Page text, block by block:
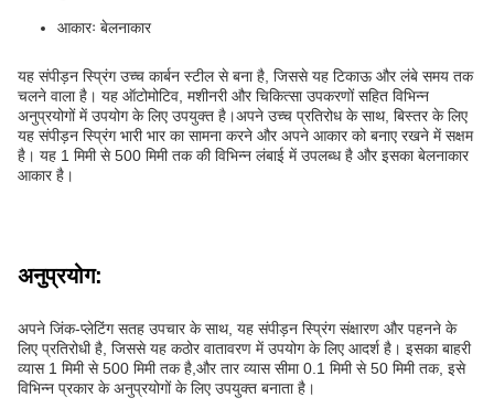
आकारः बेलनाकार
यह संपीड़न स्प्रिंग उच्च कार्बन स्टील से बना है, जिससे यह टिकाऊ और लंबे समय तक
चलने वाला है। यह ऑटोमोटिव, मशीनरी और चिकित्सा उपकरणों सहित विभिन्न
अनुप्रयोगों में उपयोग के लिए उपयुक्त है।अपने उच्च प्रतिरोध के साथ, बिस्तर के लिए
यह संपीड़न स्प्रिंग भारी भार का सामना करने और अपने आकार को बनाए रखने में सक्षम
है। यह 1 मिमी से 500 मिमी तक की विभिन्न लंबाई में उपलब्ध है और इसका बेलनाकार
आकार है।
अनुप्रयोग:
अपने जिंक-प्लेटिंग सतह उपचार के साथ, यह संपीड़न स्प्रिंग संक्षारण और पहनने के
लिए प्रतिरोधी है, जिससे यह कठोर वातावरण में उपयोग के लिए आदर्श है। इसका बाहरी
व्यास 1 मिमी से 500 मिमी तक है,और तार व्यास सीमा 0.1 मिमी से 50 मिमी तक, इसे
विभिन्न प्रकार के अनुप्रयोगों के लिए उपयुक्त बनाता है।